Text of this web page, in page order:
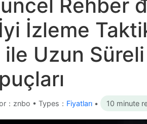
Rehber
İzleme
Uzun
：znbo • Types： Fiyatları • 10 minute